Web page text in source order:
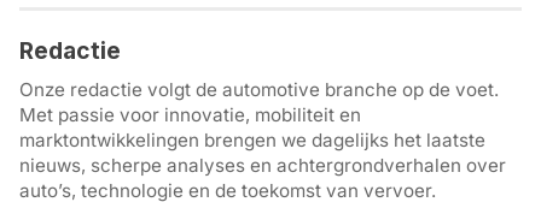
Redactie
Onze redactie volgt de automotive branche op de voet.
Met passie voor innovatie, mobiliteit en
marktontwikkelingen brengen we dagelijks het laatste
nieuws, scherpe analyses en achtergrondverhalen over
auto’s, technologie en de toekomst van vervoer.